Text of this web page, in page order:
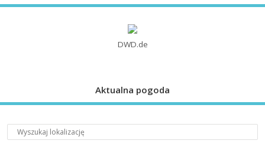
DWD.de
Aktualna pogoda